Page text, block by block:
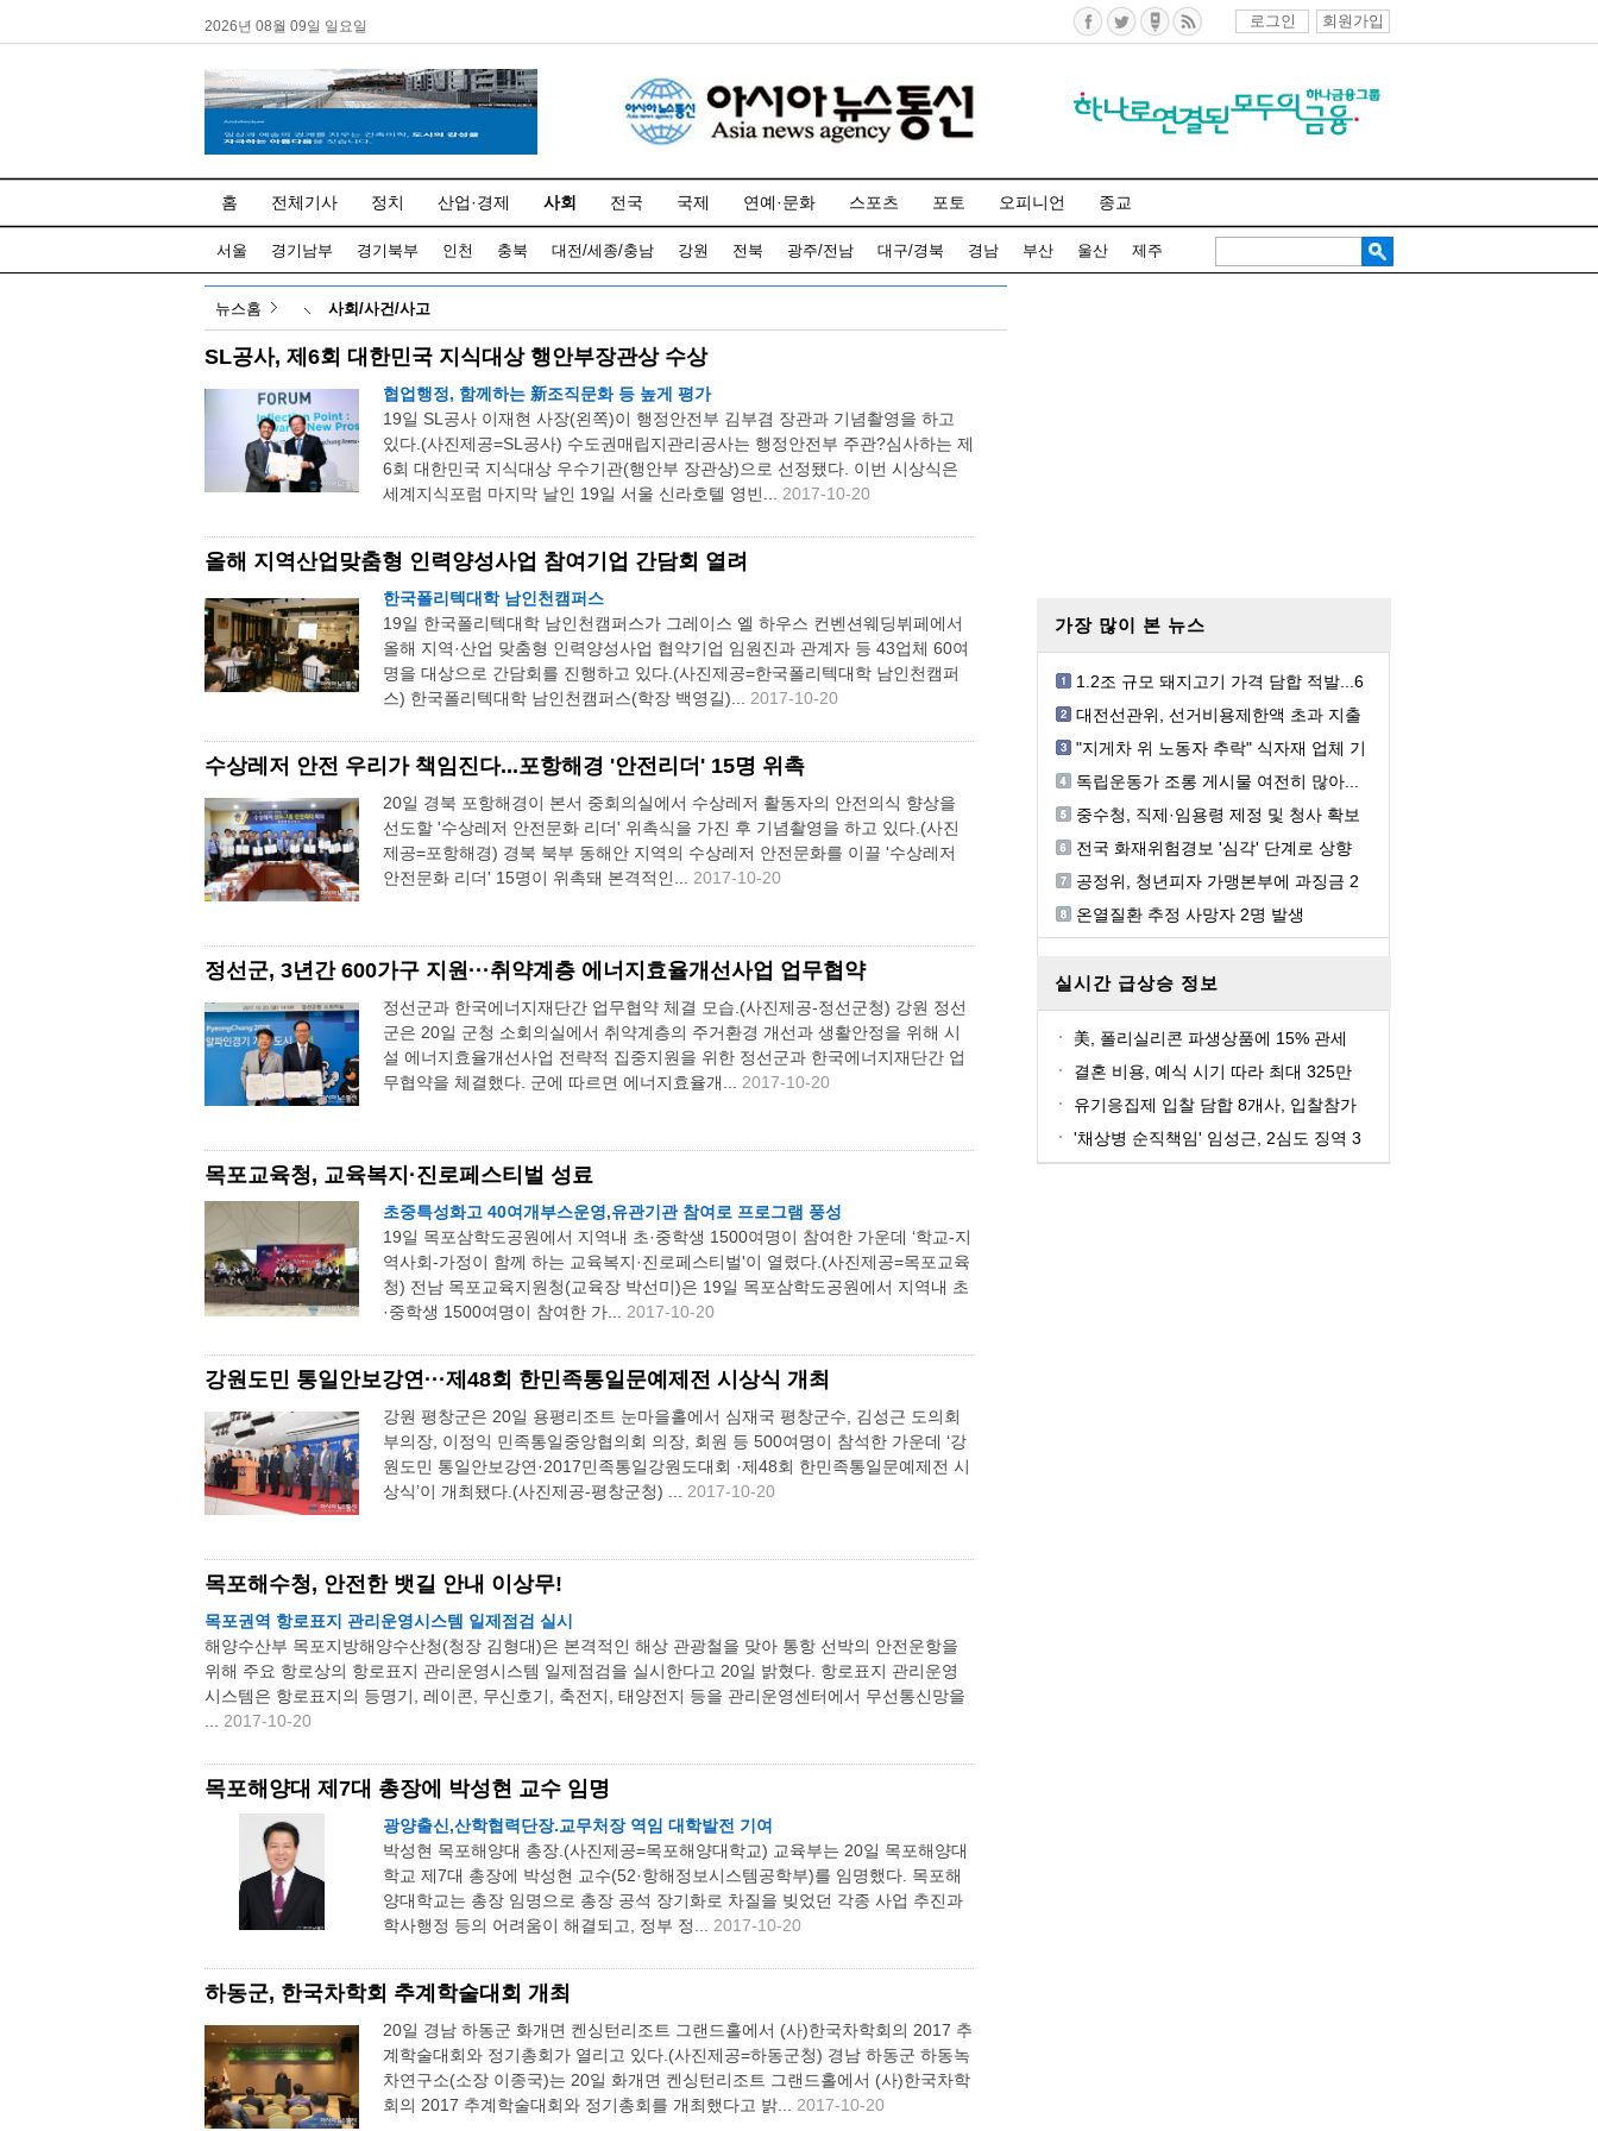
2026년 08월 09일 일요일 로그인 회원가입
홈 전체기사 정치 산업·경제 사회 전국 국제 연예·문화 스포츠 포토 오피니언 종교
서울 경기남부 경기북부 인천 충북 대전/세종/충남 강원 전북 광주/전남 대구/경북 경남 부산 울산 제주
뉴스홈 사회/사건/사고
SL공사, 제6회 대한민국 지식대상 행안부장관상 수상
협업행정, 함께하는 新조직문화 등 높게 평가
19일 SL공사 이재현 사장(왼쪽)이 행정안전부 김부겸 장관과 기념촬영을 하고
있다.(사진제공=SL공사) 수도권매립지관리공사는 행정안전부 주관?심사하는 제
6회 대한민국 지식대상 우수기관(행안부 장관상)으로 선정됐다. 이번 시상식은
세계지식포럼 마지막 날인 19일 서울 신라호텔 영빈... 2017-10-20
올해 지역산업맞춤형 인력양성사업 참여기업 간담회 열려
한국폴리텍대학 남인천캠퍼스
19일 한국폴리텍대학 남인천캠퍼스가 그레이스 엘 하우스 컨벤션웨딩뷔페에서
올해 지역·산업 맞춤형 인력양성사업 협약기업 임원진과 관계자 등 43업체 60여
명을 대상으로 간담회를 진행하고 있다.(사진제공=한국폴리텍대학 남인천캠퍼
스) 한국폴리텍대학 남인천캠퍼스(학장 백영길)... 2017-10-20
수상레저 안전 우리가 책임진다...포항해경 '안전리더' 15명 위촉
20일 경북 포항해경이 본서 중회의실에서 수상레저 활동자의 안전의식 향상을
선도할 '수상레저 안전문화 리더' 위촉식을 가진 후 기념촬영을 하고 있다.(사진
제공=포항해경) 경북 북부 동해안 지역의 수상레저 안전문화를 이끌 '수상레저
안전문화 리더' 15명이 위촉돼 본격적인... 2017-10-20
정선군, 3년간 600가구 지원···취약계층 에너지효율개선사업 업무협약
정선군과 한국에너지재단간 업무협약 체결 모습.(사진제공-정선군청) 강원 정선
군은 20일 군청 소회의실에서 취약계층의 주거환경 개선과 생활안정을 위해 시
설 에너지효율개선사업 전략적 집중지원을 위한 정선군과 한국에너지재단간 업
무협약을 체결했다. 군에 따르면 에너지효율개... 2017-10-20
목포교육청, 교육복지·진로페스티벌 성료
초중특성화고 40여개부스운영,유관기관 참여로 프로그램 풍성
19일 목포삼학도공원에서 지역내 초·중학생 1500여명이 참여한 가운데 ‘학교-지
역사회-가정이 함께 하는 교육복지·진로페스티벌'이 열렸다.(사진제공=목포교육
청) 전남 목포교육지원청(교육장 박선미)은 19일 목포삼학도공원에서 지역내 초
·중학생 1500여명이 참여한 가... 2017-10-20
강원도민 통일안보강연···제48회 한민족통일문예제전 시상식 개최
강원 평창군은 20일 용평리조트 눈마을홀에서 심재국 평창군수, 김성근 도의회
부의장, 이정익 민족통일중앙협의회 의장, 회원 등 500여명이 참석한 가운데 ‘강
원도민 통일안보강연·2017민족통일강원도대회 ·제48회 한민족통일문예제전 시
상식’이 개최됐다.(사진제공-평창군청) ... 2017-10-20
목포해수청, 안전한 뱃길 안내 이상무!
목포권역 항로표지 관리운영시스템 일제점검 실시
해양수산부 목포지방해양수산청(청장 김형대)은 본격적인 해상 관광철을 맞아 통항 선박의 안전운항을
위해 주요 항로상의 항로표지 관리운영시스템 일제점검을 실시한다고 20일 밝혔다. 항로표지 관리운영
시스템은 항로표지의 등명기, 레이콘, 무신호기, 축전지, 태양전지 등을 관리운영센터에서 무선통신망을
2017-10-20
목포해양대 제7대 총장에 박성현 교수 임명
광양출신,산학협력단장.교무처장 역임 대학발전 기여
박성현 목포해양대 총장.(사진제공=목포해양대학교) 교육부는 20일 목포해양대
학교 제7대 총장에 박성현 교수(52·항해정보시스템공학부)를 임명했다. 목포해
양대학교는 총장 임명으로 총장 공석 장기화로 차질을 빚었던 각종 사업 추진과
학사행정 등의 어려움이 해결되고, 정부 정... 2017-10-20
하동군, 한국차학회 추계학술대회 개최
20일 경남 하동군 화개면 켄싱턴리조트 그랜드홀에서 (사)한국차학회의 2017 추
계학술대회와 정기총회가 열리고 있다.(사진제공=하동군청) 경남 하동군 하동녹
차연구소(소장 이종국)는 20일 화개면 켄싱턴리조트 그랜드홀에서 (사)한국차학
회의 2017 추계학술대회와 정기총회를 개최했다고 밝... 2017-10-20
가장 많이 본 뉴스
1.2조 규모 돼지고기 가격 담합 적발...6
대전선관위, 선거비용제한액 초과 지출
"지게차 위 노동자 추락" 식자재 업체 기
독립운동가 조롱 게시물 여전히 많아...
중수청, 직제·임용령 제정 및 청사 확보
전국 화재위험경보 '심각' 단계로 상향
공정위, 청년피자 가맹본부에 과징금 2
온열질환 추정 사망자 2명 발생
실시간 급상승 정보
美, 폴리실리콘 파생상품에 15% 관세
결혼 비용, 예식 시기 따라 최대 325만
유기응집제 입찰 담합 8개사, 입찰참가
'채상병 순직책임' 임성근, 2심도 징역 3
년